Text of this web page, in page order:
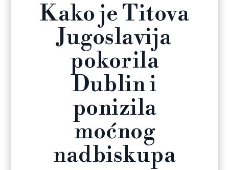
Kako je Titova
Jugoslavija
pokorila
Dublin i
ponizila
moćnog
nadbiskupa